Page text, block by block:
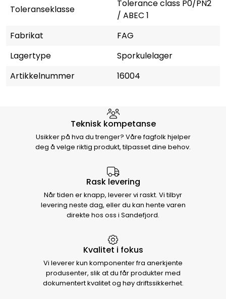
Toleranseklasse
Tolerance class P0/PN2
/ ABEC 1
Fabrikat
FAG
Lagertype
Sporkulelager
Artikkelnummer
16004
Hvorfor velge Storm Halvorsen
Teknisk kompetanse
Usikker på hva du trenger? Våre fagfolk hjelper
deg å velge riktig produkt, tilpasset dine behov.
Rask levering
Når tiden er knapp, leverer vi raskt. Vi tilbyr
levering neste dag, eller du kan hente varen
direkte hos oss i Sandefjord.
Kvalitet i fokus
Vi leverer kun komponenter fra anerkjente
produsenter, slik at du får produkter med
dokumentert kvalitet og høy driftssikkerhet.